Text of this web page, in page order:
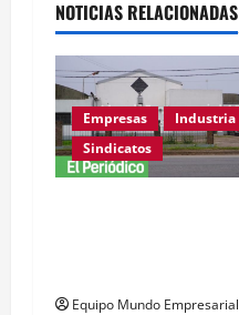
NOTICIAS RELACIONADAS
Empresas
Industria
Sindicatos
Equipo Mundo Empresarial